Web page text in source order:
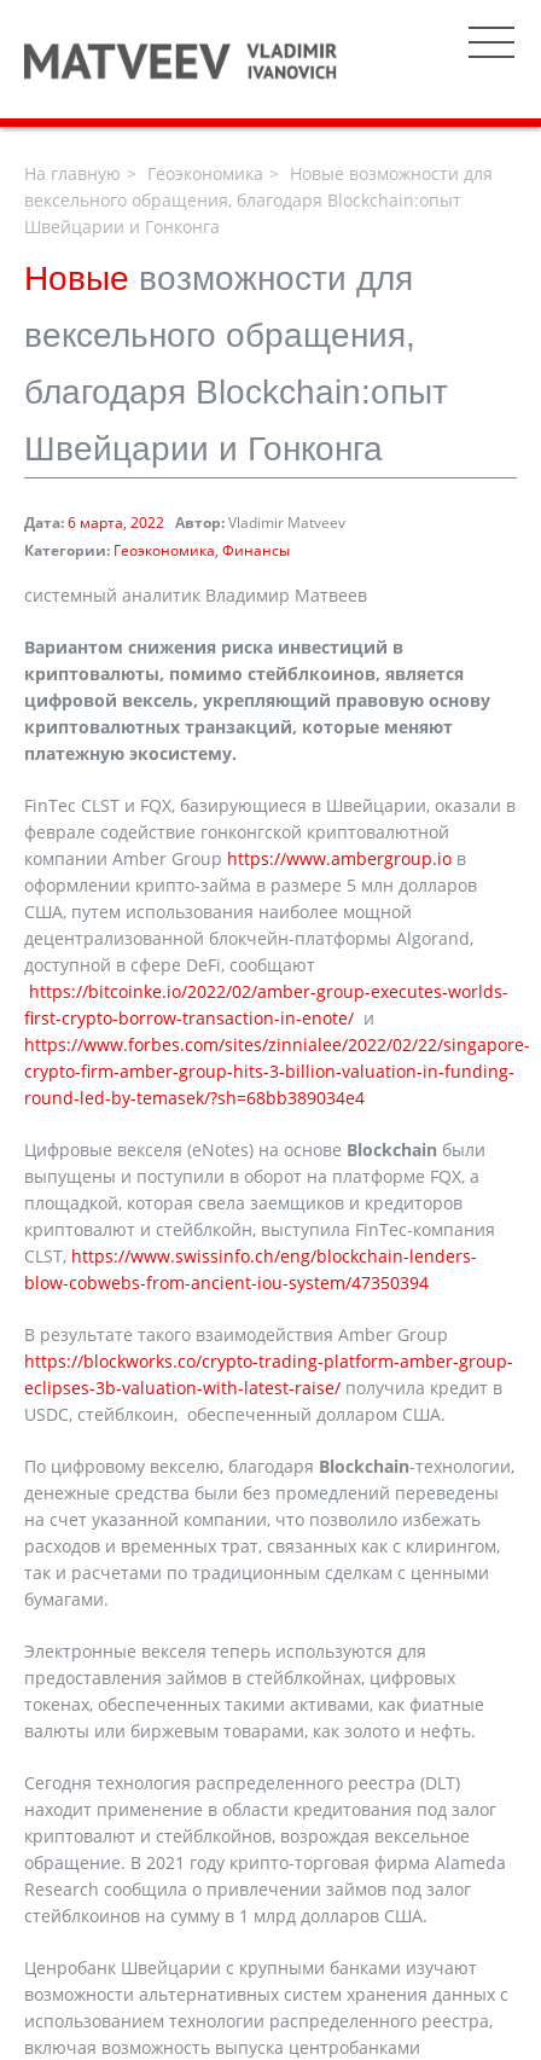
На главную Геоэкономика
Новые возможности для
вексельного обращения, благодаря Blockchain:опыт
Швейцарии и Гонконга
Новые возможности для
вексельного обращения,
благодаря Blockchain:опыт
Швейцарии и Гонконга
Дата:6 марта, 2022 Автор:Vladimir Matveev
Категории: Геоэкономика Финансы
системный аналитик Владимир Матвеев
Вариантом снижения риска инвестиций в
криптовалюты, помимо стейблкоинов, является
цифровой вексель, укрепляющий правовую основу
криптовалютных транзакций, которые меняют
платежную экосистему.
FinTec CLST и FQX, базирующиеся в Швейцарии, оказали в
феврале содействие гонконгской криптовалютной
компании Amber Group https://www.ambergroup.io в
оформлении крипто-займа в размере 5 млн долларов
США, путем использования наиболее мощной
децентрализованной блокчейн-платформы Algorand,
доступной в сфере DeFi, сообщают
https://bitcoinke.io/2022/02/amber-group-executes-worlds-
first-crypto-borrow-transaction-in-enote/ и
https://www.forbes.com/sites/zinnialee/2022/02/22/singapore-
crypto-firm-amber-group-hits-3-billion-valuation-in-funding-
round-led-by-temasek/?sh=68bb389034e4
Цифровые векселя (eNotes) на основе Blockchain были
выпущены и поступили в оборот на платформе FQX, а
площадкой, которая свела заемщиков и кредиторов
криптовалют и стейблкойн, выступила FinTec-компания
CLST, https://www.swissinfo.ch/eng/blockchain-lenders-
blow-cobwebs-from-ancient-iou-system/47350394
В результате такого взаимодействия Amber Group
https://blockworks.co/crypto-trading-platform-amber-group-
eclipses-3b-valuation-with-latest-raise/ получила кредит в
USDC, стейблкоин, обеспеченный долларом США.
По цифровому векселю, благодаря Blockchain-технологии,
денежные средства были без промедлений переведены
на счет указанной компании, что позволило избежать
расходов и временных трат, связанных как с клирингом,
так и расчетами по традиционным сделкам с ценными
бумагами.
Электронные векселя теперь используются для
предоставления займов в стейблкойнах, цифровых
токенах, обеспеченных такими активами, как фиатные
валюты или биржевым товарами, как золото и нефть.
Сегодня технология распределенного реестра (DLT)
находит применение в области кредитования под залог
криптовалют и стейблкойнов, возрождая вексельное
обращение. В 2021 году крипто-торговая фирма Alameda
Research сообщила о привлечении займов под залог
стейблкоинов на сумму в 1 млрд долларов США.
Ценробанк Швейцарии с крупными банками изучают
возможности альтернативных систем хранения данных с
использованием технологии распределенного реестра,
включая возможность выпуска центробанками